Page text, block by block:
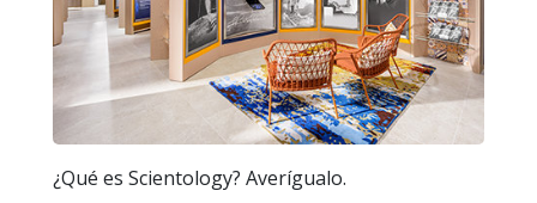
¿Qué es Scientology? Averígualo.